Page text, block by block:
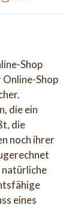
Shop
Shop
die ein
die
noch ihrer
natürliche
eines